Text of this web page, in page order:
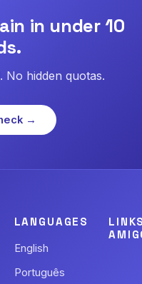
in under 10
No hidden quotas.
→
LANGUAGES
English
Português